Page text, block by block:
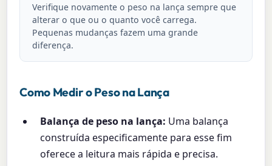
Verifique novamente o peso na lança sempre que
alterar o que ou o quanto você carrega.
Pequenas mudanças fazem uma grande
diferença.
Como Medir o Peso na Lança
Balança de peso na lança: Uma balança
construída especificamente para esse fim
oferece a leitura mais rápida e precisa.